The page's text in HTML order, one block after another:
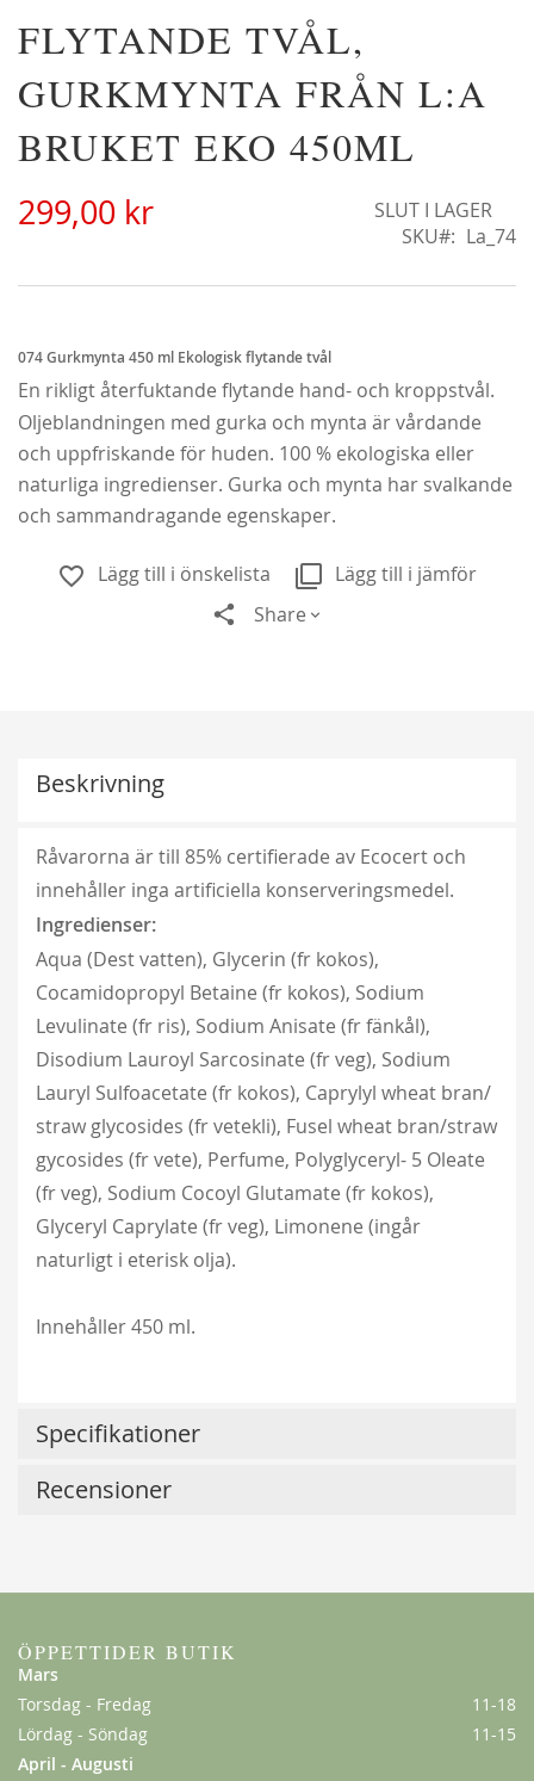
Christine Hélène'
Alchymist
229,00 kr
Klematis Summer Snow/Paul Farges
239,00 kr
Från179,00 kr
FLYTANDE TVÅL,
GURKMYNTA FRÅN L:A
BRUKET EKO 450ML
299,00 kr
SLUT I LAGER
SKU
La_74
074 Gurkmynta 450 ml Ekologisk flytande tvål
En rikligt återfuktande flytande hand- och kroppstvål.
Oljeblandningen med gurka och mynta är vårdande
och uppfriskande för huden. 100 % ekologiska eller
naturliga ingredienser. Gurka och mynta har svalkande
och sammandragande egenskaper.
Lägg till i önskelista
Lägg till i jämför
Share
Hoppa
till
början
av
Beskrivning
Råvarorna är till 85% certifierade av Ecocert och
innehåller inga artificiella konserveringsmedel.
Ingredienser:
Aqua (Dest vatten), Glycerin (fr kokos),
Cocamidopropyl Betaine (fr kokos), Sodium
Levulinate (fr ris), Sodium Anisate (fr fänkål),
Disodium Lauroyl Sarcosinate (fr veg), Sodium
Lauryl Sulfoacetate (fr kokos), Caprylyl wheat bran/
straw glycosides (fr vetekli), Fusel wheat bran/straw
gycosides (fr vete), Perfume, Polyglyceryl- 5 Oleate
(fr veg), Sodium Cocoyl Glutamate (fr kokos),
Glyceryl Caprylate (fr veg), Limonene (ingår
naturligt i eterisk olja).
Innehåller 450 ml.
Specifikationer
Recensioner
ÖPPETTIDER BUTIK
Mars
Torsdag - Fredag
11-18
Lördag - Söndag
11-15
April - Augusti